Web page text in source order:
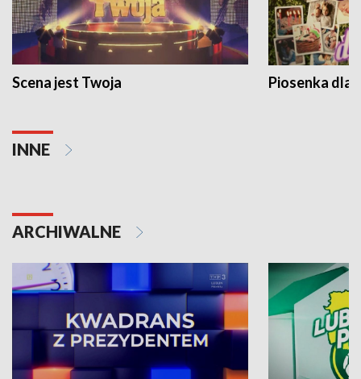
Scena jest Twoja Piosenka dla
INNE
ARCHIWALNE